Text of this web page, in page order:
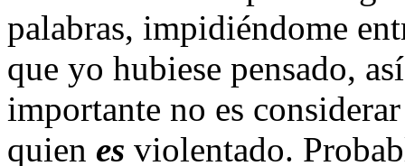
palabras, impidiéndome
que yo hubiese pensado,
importante no es
quien es violentado.